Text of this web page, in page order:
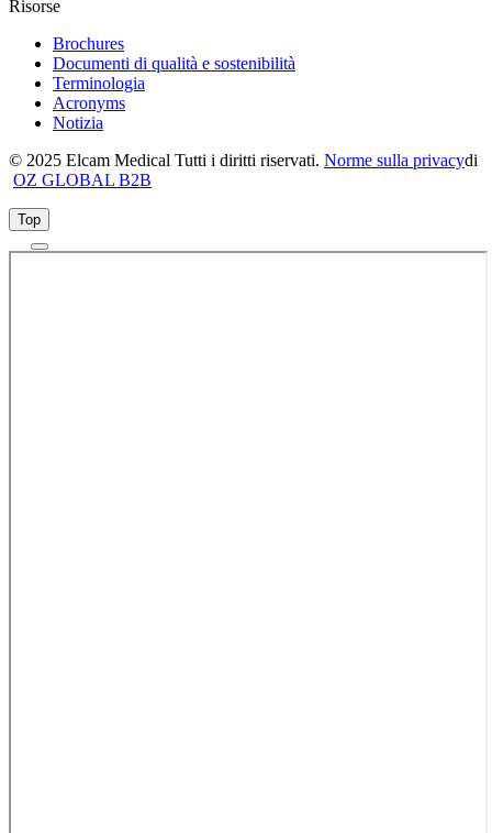
Risorse
Brochures
Documenti di qualità e sostenibilità
Terminologia
Acronyms
Notizia
© 2025 Elcam Medical Tutti i diritti riservati. Norme sulla privacydi
OZ GLOBAL B2B
Top